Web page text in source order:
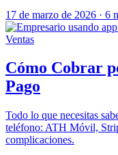
17 de marzo de 2026 · 6
Ventas
Cómo Cobrar
Pago
Todo lo que necesitas
teléfono: ATH Móvil,
complicaciones.